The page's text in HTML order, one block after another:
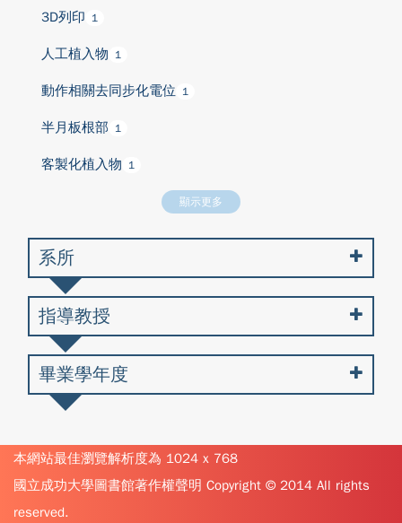
3D列印 1
人工植入物 1
動作相關去同步化電位 1
半月板根部 1
客製化植入物 1
顯示更多
系所
指導教授
畢業學年度
本網站最佳瀏覽解析度為 1024 x 768
國立成功大學圖書館著作權聲明 Copyright © 2014 All rights
reserved.